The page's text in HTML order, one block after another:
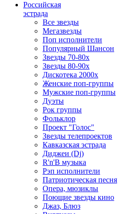
Российская
эстрада
Все звезды
Мегазвезды
Поп исполнители
Популярный Шансон
Звезды 70-80х
Звезды 80-90х
Дискотека 2000х
Женские поп-группы
Мужские поп-группы
Дуэты
Рок группы
Фольклор
Проект "Голос"
Звезды телепроектов
Кавказская эстрада
Диджеи (Dj)
R'n'B музыка
Рэп исполнители
Патриотическая песня
Опера, мюзиклы
Поющие звезды кино
Джаз, Блюз